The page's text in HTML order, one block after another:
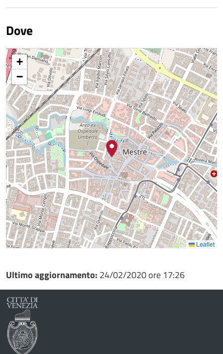
Dove
+
−
Leaflet
Ultimo aggiornamento: 24/02/2020 ore 17:26